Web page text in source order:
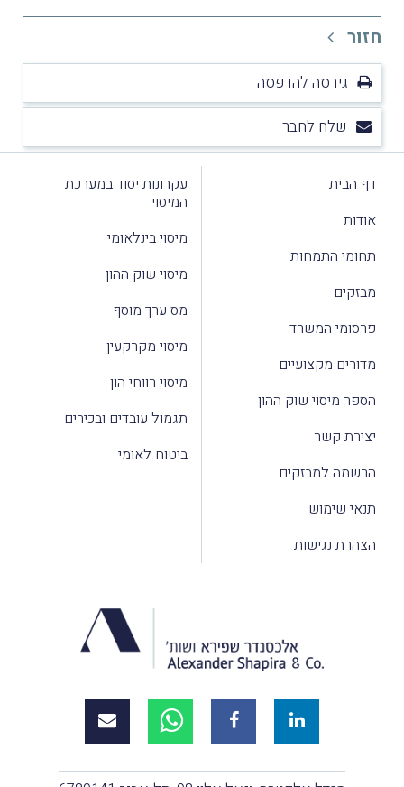
חזור
גירסה להדפסה
שלח לחבר
דף הבית
אודות
תחומי התמחות
מבזקים
פרסומי המשרד
מדורים מקצועיים
הספר מיסוי שוק ההון
יצירת קשר
הרשמה למבזקים
תנאי שימוש
הצהרת נגישות
עקרונות יסוד במערכת
המיסוי
מיסוי בינלאומי
מיסוי שוק ההון
מס ערך מוסף
מיסוי מקרקעין
מיסוי רווחי הון
תגמול עובדים ובכירים
ביטוח לאומי